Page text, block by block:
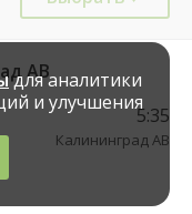
АВ
5:35
Калининград АВ
для аналитики
и улучшения